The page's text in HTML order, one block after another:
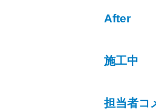
After
施工中
担当者コ